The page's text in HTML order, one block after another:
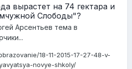
вырастет на 74 гектара и
Слободы"?
Арсентьев тема в
18-11-2015-17-27-48-v-
novye-shkoly/